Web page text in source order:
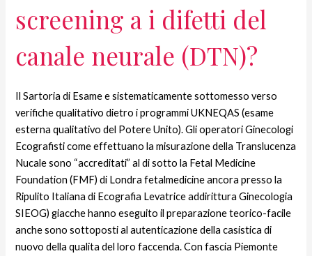
screening a i difetti del
canale neurale (DTN)?
Il Sartoria di Esame e sistematicamente sottomesso verso
verifiche qualitativo dietro i programmi UKNEQAS (esame
esterna qualitativo del Potere Unito). Gli operatori Ginecologi
Ecografisti come effettuano la misurazione della Translucenza
Nucale sono “accreditati” al di sotto la Fetal Medicine
Foundation (FMF) di Londra fetalmedicine ancora presso la
Ripulito Italiana di Ecografia Levatrice addirittura Ginecologia
SIEOG) giacche hanno eseguito il preparazione teorico-facile
anche sono sottoposti al autenticazione della casistica di
nuovo della qualita del loro faccenda. Con fascia Piemonte